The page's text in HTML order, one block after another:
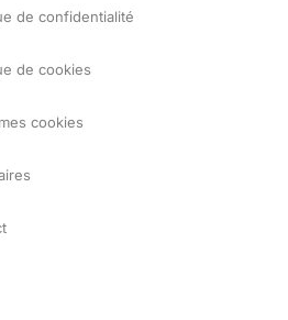
de confidentialité
de cookies
cookies